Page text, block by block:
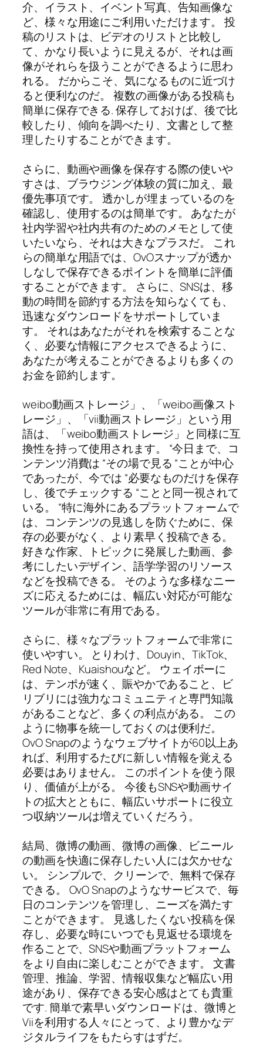
介、イラスト、イベント写真、告知画像な
ど、様々な用途にご利用いただけます。 投
稿のリストは、ビデオのリストと比較し
て、かなり長いように見えるが、それは画
像がそれらを扱うことができるように思わ
れる。 だからこそ、気になるものに近づけ
ると便利なのだ。 複数の画像がある投稿も
簡単に保存できる. 保存しておけば、後で比
較したり、傾向を調べたり、文書として整
理したりすることができます。
さらに、動画や画像を保存する際の使いや
すさは、ブラウジング体験の質に加え、最
優先事項です。 透かしが埋まっているのを
確認し、使用するのは簡単です。 あなたが
社内学習や社内共有のためのメモとして使
いたいなら、それは大きなプラスだ。 これ
らの簡単な用語では、OvOスナップが透か
しなしで保存できるポイントを簡単に評価
することができます。 さらに、SNSは、移
動の時間を節約する方法を知らなくても、
迅速なダウンロードをサポートしていま
す。 それはあなたがそれを検索することな
く、必要な情報にアクセスできるように、
あなたが考えることができるよりも多くの
お金を節約します。
weibo動画ストレージ」、「weibo画像スト
レージ」、「vii動画ストレージ」という用
語は、「weibo動画ストレージ」と同様に互
換性を持って使用されます。 “今日まで、コ
ンテンツ消費は “その場で見る “ことが中心
であったが、今では “必要なものだけを保存
し、後でチェックする “ことと同一視されて
いる。 “特に海外にあるプラットフォームで
は、コンテンツの見逃しを防ぐために、保
存の必要がなく、より素早く投稿できる。
好きな作家、トピックに発展した動画、参
考にしたいデザイン、語学学習のリソース
などを投稿できる。 そのような多様なニー
ズに応えるためには、幅広い対応が可能な
ツールが非常に有用である。
さらに、様々なプラットフォームで非常に
使いやすい。 とりわけ、Douyin、TikTok、
Red Note、Kuaishouなど。 ウェイボーに
は、テンポが速く、賑やかであること、ビ
リブリには強力なコミュニティと専門知識
があることなど、多くの利点がある。 この
ように物事を統一しておくのは便利だ。
OvO Snapのようなウェブサイトが60以上あ
れば、利用するたびに新しい情報を覚える
必要はありません。 このポイントを使う限
り、価値が上がる。 今後もSNSや動画サイ
トの拡大とともに、幅広いサポートに役立
つ収納ツールは増えていくだろう。
結局、微博の動画、微博の画像、ビニール
の動画を快適に保存したい人には欠かせな
い。 シンプルで、クリーンで、無料で保存
できる。 OvO Snapのようなサービスで、毎
日のコンテンツを管理し、ニーズを満たす
ことができます。 見逃したくない投稿を保
存し、必要な時にいつでも見返せる環境を
作ることで、SNSや動画プラットフォーム
をより自由に楽しむことができます。 文書
管理、推論、学習、情報収集など幅広い用
途があり、保存できる安心感はとても貴重
です. 簡単で素早いダウンロードは、微博と
Viiを利用する人々にとって、より豊かなデ
ジタルライフをもたらすはずだ。